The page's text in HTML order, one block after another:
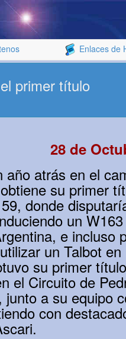
Enlaces de
primer título
28 de
atrás en el
su primer
donde
un
e incluso
un Talbot
su primer
el Circuito de
a su equipo
con